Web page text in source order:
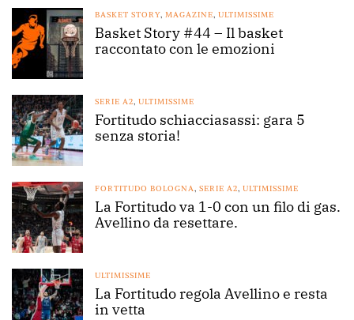
BASKET STORY MAGAZINE ULTIMISSIME
Basket Story #44 – Il basket
raccontato con le emozioni
SERIE A2 ULTIMISSIME
Fortitudo schiacciasassi: gara 5
senza storia!
FORTITUDO BOLOGNA SERIE A2 ULTIMISSIME
La Fortitudo va 1-0 con un filo di gas.
Avellino da resettare.
ULTIMISSIME
La Fortitudo regola Avellino e resta
in vetta